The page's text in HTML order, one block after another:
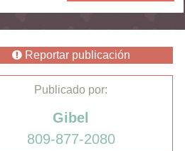
Reportar publicación
Publicado por:
Gibel
809-877-2080